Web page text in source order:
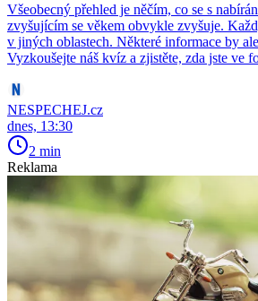
Všeobecný přehled je něčím, co se s
zvyšujícím se věkem obvykle zvyšuje.
v jiných oblastech. Některé informace by
Vyzkoušejte náš kvíz a zjistěte, zda jste ve
NESPECHEJ.cz
dnes, 13:30
2 min
Reklama